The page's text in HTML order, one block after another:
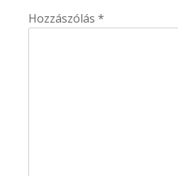
Hozzászólás *